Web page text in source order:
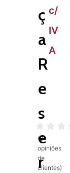
(0
opiniões
de
clientes)
ç
a
R
e
s
e
r
c/
IV
A